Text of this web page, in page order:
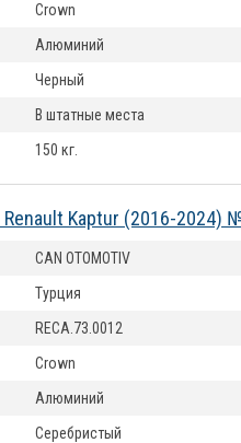
Crown
Алюминий
Черный
В штатные места
150 кг.
Kaptur (2016-2024)
CAN OTOMOTIV
Турция
RECA.73.0012
Crown
Алюминий
Серебристый